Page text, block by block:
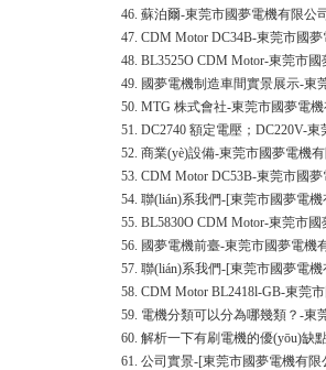
46. 蘇泊爾-東莞市國夢電機有限公
47. CDM Motor DC34B-東莞市國夢
48. BL3525O CDM Motor-東莞市國
49. 國夢電機制造車間實景展示-東
50. MTG 株式會社-東莞市國夢電機
51. DC2740 額定電壓；
52. 商業(yè)設備-東莞市國夢電機
53. CDM Motor DC53B-東莞市國夢
54. 聯(lián)系我們-[東莞市國夢電
55. BL5830O CDM Motor-東莞市國
56. 國夢電機前臺-東莞市國夢電機
57. 聯(lián)系我們-[東莞市國夢電
58. CDM Motor BL2418l-GB-東莞
59. 電機分類可以分為哪幾類？-東
60. 解析一下有刷電機的優(yōu)缺
61. 公司實景-[東莞市國夢電機有